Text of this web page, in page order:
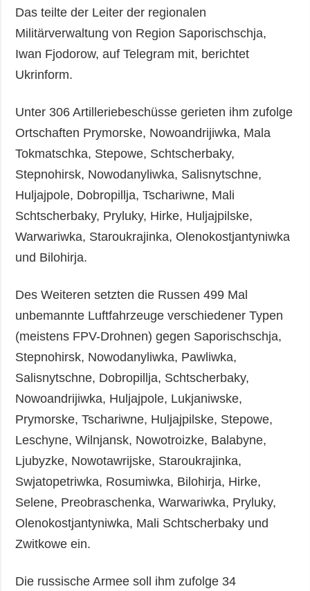
Das teilte der Leiter der regionalen
Militärverwaltung von Region Saporischschja,
Iwan Fjodorow, auf Telegram mit, berichtet
Ukrinform.
Unter 306 Artilleriebeschüsse gerieten ihm zufolge
Ortschaften Prymorske, Nowoandrijiwka, Mala
Tokmatschka, Stepowe, Schtscherbaky,
Stepnohirsk, Nowodanyliwka, Salisnytschne,
Huljajpole, Dobropillja, Tschariwne, Mali
Schtscherbaky, Pryluky, Hirke, Huljajpilske,
Warwariwka, Staroukrajinka, Olenokostjantyniwka
und Bilohirja.
Des Weiteren setzten die Russen 499 Mal
unbemannte Luftfahrzeuge verschiedener Typen
(meistens FPV-Drohnen) gegen Saporischschja,
Stepnohirsk, Nowodanyliwka, Pawliwka,
Salisnytschne, Dobropillja, Schtscherbaky,
Nowoandrijiwka, Huljajpole, Lukjaniwske,
Prymorske, Tschariwne, Huljajpilske, Stepowe,
Leschyne, Wilnjansk, Nowotroizke, Balabyne,
Ljubyzke, Nowotawrijske, Staroukrajinka,
Swjatopetriwka, Rosumiwka, Bilohirja, Hirke,
Selene, Preobraschenka, Warwariwka, Pryluky,
Olenokostjantyniwka, Mali Schtscherbaky und
Zwitkowe ein.
Die russische Armee soll ihm zufolge 34